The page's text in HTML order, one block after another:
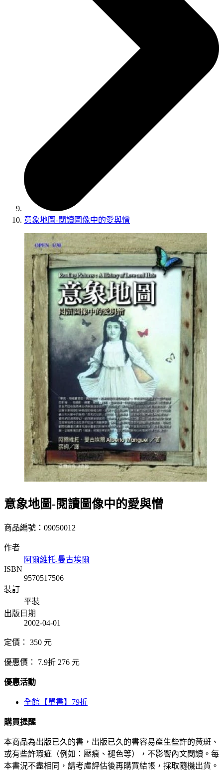
意象地圖-閱讀圖像中的愛與憎
意象地圖-閱讀圖像中的愛與憎
商品編號：09050012
作者
阿爾維托.曼古埃爾
ISBN
9570517506
裝訂
平裝
出版日期
2002-04-01
定價： 350 元
優惠價： 7.9折 276 元
優惠活動
全館【單書】79折
購買提醒
本商品為出版已久的書，出版已久的書容易產生些許的黃斑、
或有些許瑕疵（例如：壓痕、褪色等），不影響內文閱讀。每
本書況不盡相同，請考慮評估後再購買結帳，採取隨機出貨。